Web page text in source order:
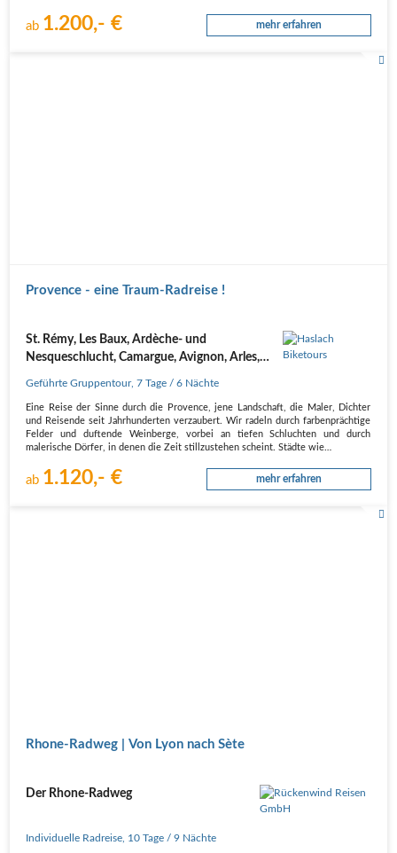
ab 1.200,- € mehr erfahren
Provence - eine Traum-Radreise !
St. Rémy, Les Baux, Ardèche- und
Nesqueschlucht, Camargue, Avignon, Arles,
Geführte Gruppentour,7 Tage/ 6 Nächte
Eine Reise der Sinne durch die Provence, jene Landschaft, die Maler, Dichter
und Reisende seit Jahrhunderten verzaubert. Wir radeln durch farbenprächtige
Felder und duftende Weinberge, vorbei an tiefen Schluchten und durch
malerische Dörfer, in denen die Zeit stillzustehen scheint. Städte wie…
ab 1.120,- € mehr erfahren
Rhone-Radweg | Von Lyon nach Sète
Der Rhone-Radweg
Individuelle Radreise 10 Tage / 9 Nächte